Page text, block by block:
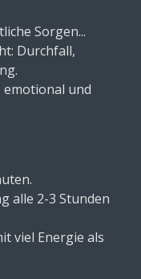
Sorgen...
Durchfall,
emotional und
alle 2-3 Stunden
viel Energie als